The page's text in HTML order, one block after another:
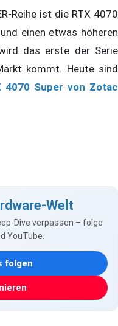
Reihe ist die RTX 4070
einen etwas höheren
das erste der Serie
kommt. Heute sind
4070 Super von Zotac
Welt
Dive verpassen – folge
YouTube.
folgen